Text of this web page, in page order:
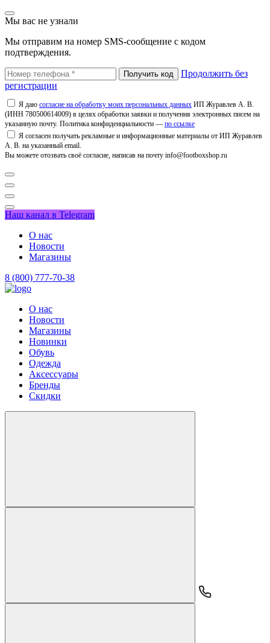
Мы вас не узнали
Мы отправим на номер SMS-сообщение с кодом
подтверждения.
Продолжить без
регистрации
Я даю согласие на обработку моих персональных данных ИП Журавлев А. В.
(ИНН 780500614009) в целях обработки заявки и получения электронных писем на
указанную почту. Политика конфиденциальности — по ссылке
Я согласен получать рекламные и информационные материалы от ИП Журавлев
А. В. на указанный email.
Вы можете отозвать своё согласие, написав на почту info@footboxshop.ru
Наш канал в Telegram
О нас
Новости
Магазины
8 (800) 777-70-38
О нас
Новости
Магазины
Новинки
Обувь
Одежда
Аксессуары
Бренды
Скидки